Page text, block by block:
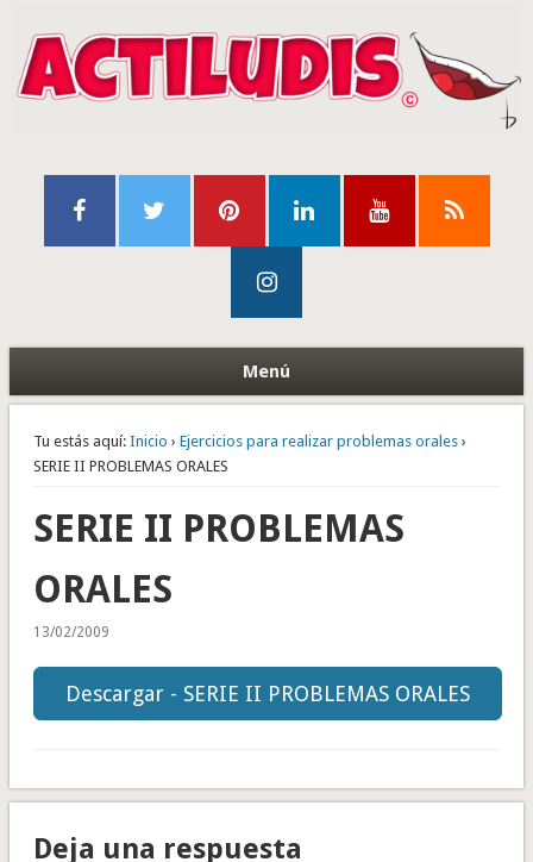
Menú
Tu estás aquí: Inicio › Ejercicios para realizar problemas orales›
SERIE II PROBLEMAS ORALES
SERIE II PROBLEMAS
ORALES
13/02/2009
Descargar - SERIE II PROBLEMAS ORALES
Deja una respuesta